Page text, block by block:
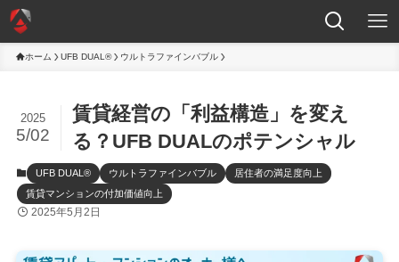
ホーム UFB DUAL® ウルトラファインバブル
賃貸経営の「利益構造」を変え
る？UFB DUALのポテンシャル
2025
5/02
UFB DUAL® ウルトラファインバブル
居住者の満足度向上
賃貸マンションの付加価値向上
2025年5月2日